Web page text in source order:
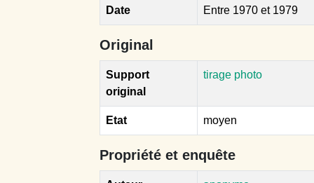
Date Entre 1970 et 1979
Original
Support
original
tirage photo
Etat moyen
Propriété et enquête